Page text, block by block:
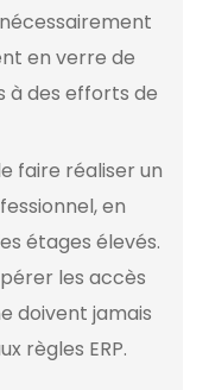
en verre de
à des efforts de
faire réaliser un
en
étages élevés.
les accès
doivent jamais
règles ERP.